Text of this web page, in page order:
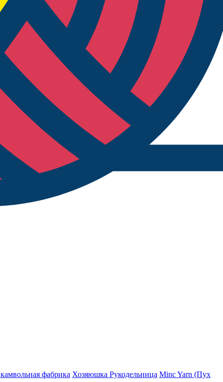
фабрика Хозяюшка Рукодельница Minc Yarn (Пух